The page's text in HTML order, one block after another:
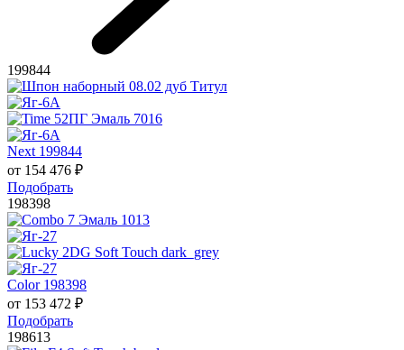
199844
Next 199844
от 154 476 ₽
Подобрать
198398
Color 198398
от 153 472 ₽
Подобрать
198613